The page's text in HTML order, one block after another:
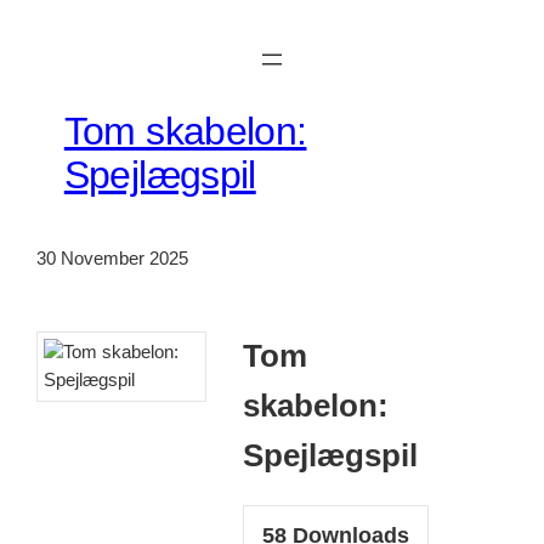
Tom skabelon:
Spejlægspil
30 November 2025
Tom
skabelon:
Spejlægspil
58Downloads